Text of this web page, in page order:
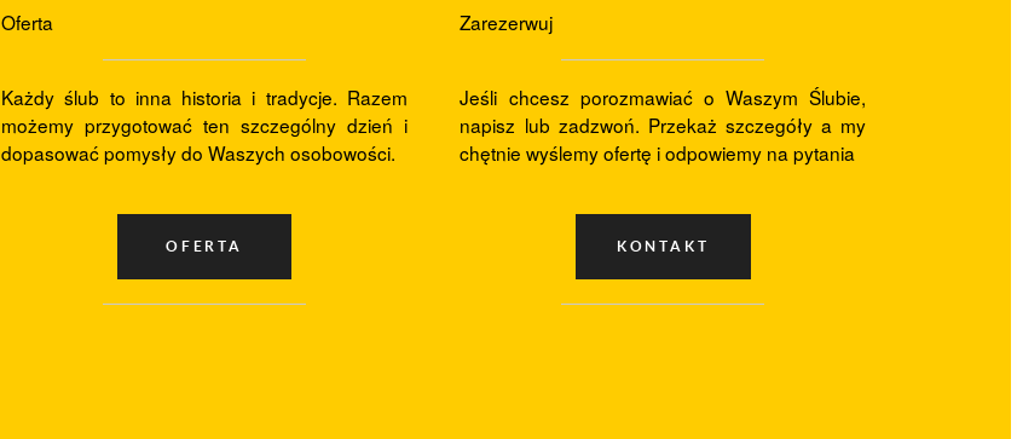
Oferta
Każdy ślub to inna historia i tradycje. Razem
możemy przygotować ten szczególny dzień i
dopasować pomysły do Waszych osobowości.
Zarezerwuj
Jeśli chcesz porozmawiać o Waszym Ślubie,
napisz lub zadzwoń. Przekaż szczegóły a my
chętnie wyślemy ofertę i odpowiemy na pytania